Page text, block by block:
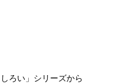
ろい」シリーズから